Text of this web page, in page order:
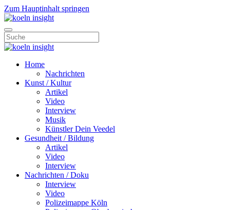
Zum Hauptinhalt springen
Home
Nachrichten
Kunst / Kultur
Artikel
Video
Interview
Musik
Künstler Dein Veedel
Gesundheit / Bildung
Artikel
Video
Interview
Nachrichten / Doku
Interview
Video
Polizeimappe Köln